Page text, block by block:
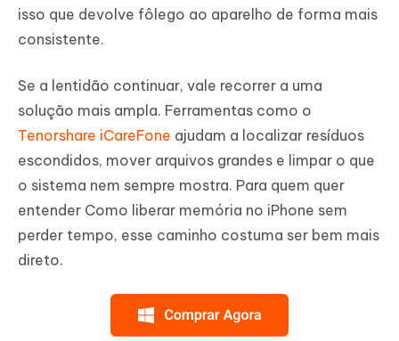
isso que devolve fôlego ao aparelho de forma mais
consistente.
Se a lentidão continuar, vale recorrer a uma
solução mais ampla. Ferramentas como o
Tenorshare iCareFone ajudam a localizar resíduos
escondidos, mover arquivos grandes e limpar o que
o sistema nem sempre mostra. Para quem quer
entender Como liberar memória no iPhone sem
perder tempo, esse caminho costuma ser bem mais
direto.